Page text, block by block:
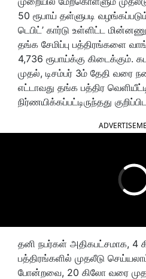
50 ரூபாய் தள்ளுபடி
டெபிட்’ கார்டு உள்ளிட்ட மின்னணு
தங்க சேமிப்பு பத்திரங்களை
4,736 ரூபாய்க்கு கிடைக்கும்.
முதல், டிசம்பர் 3ம் தேதி வரை
எட்டாவது தங்க பத்திர
நிர்ணயிக்கப்பட்டிருந்தது
தனி நபர்கள் அதிகபட்சமாக,
பத்திரங்களில் முதலீடு
போன்றவை, 20 கிலோ வரை